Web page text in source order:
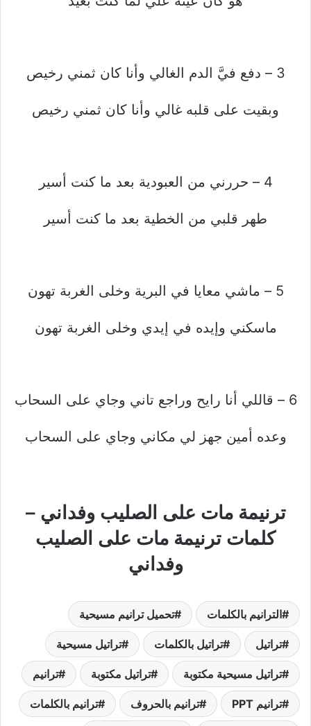
3 – دفع فيَّ الدم الغالي وأنا كان ثمني رخيص
وبقيت على قلبه غالي وأنا كان ثمني رخيص
4 – حررني من العبودية بعد ما كنت أسير
طهر قلبي من الخطية بعد ما كنت أسير
5 – ماشي معايا في البرية وخلى الغربة تهون
ماسكني وإيده في إيدي وخلى الغربة تهون
6 – قاللي أنا رايح وراجع تاني وجاي على السحاب
وعده أمين جهز لي مكاني وجاي على السحاب
ترنيمة مات على الصليب وفداني –
كلمات ترنيمة مات على الصليب
وفداني
الترانيم بالكلمات تحميل ترانيم مسيحية
تراتيل تراتيل بالكلمات تراتيل مسيحية
تراتيل مسيحية مكتوبة تراتيل مكتوبة ترانيم
ترانيم PPT ترانيم بالحروف ترانيم بالكلمات